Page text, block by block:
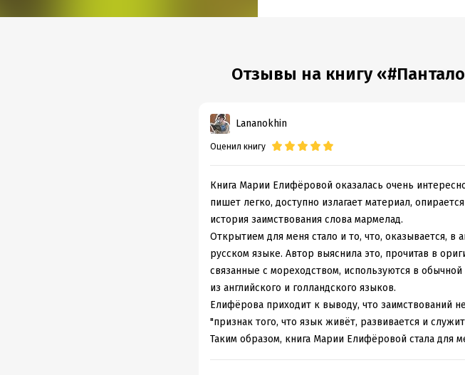
Подробная информация
Год издания:
Дата поступления:
Отзывы на книгу
Lananokhin
Оценил книгу
Книга Марии Елифёровой оказалась очень
пишет легко, доступно излагает материал,
история заимствования слова мармелад.
Открытием для меня стало и то, что, оказывается, в
русском языке. Автор выяснила это, прочитав в
связанные с мореходством, используются в
из английского и голландского языков.
Елифёрова приходит к выводу, что заимствований
"признак того, что язык живёт, развивается и
Таким образом, книга Марии Елифёровой стала для